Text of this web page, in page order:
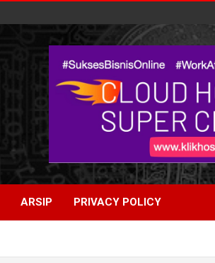
ARSIP PRIVACY POLICY